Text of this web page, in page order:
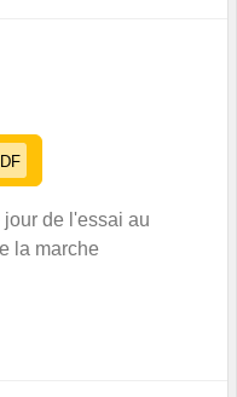
de l'essai au
la marche